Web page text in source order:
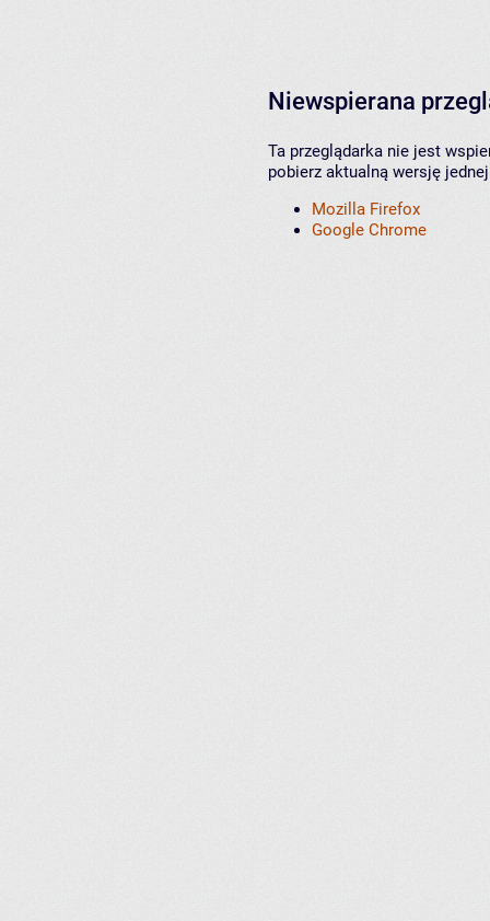
Niewspierana
Ta przeglądarka nie jest
pobierz aktualną wersję
Mozilla Firefox
Google Chrome